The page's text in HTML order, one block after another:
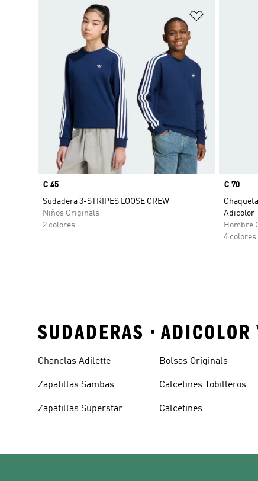
Añadir a la
Precio
€ 45
Sudadera 3-STRIPES LOOSE CREW
Niños Originals
2 colores
Precio
€ 70
Adicolor
Hombre
4 colores
SUDADERAS •
Chanclas Adilette
Zapatillas Sambas
Zapatillas Superstar
Bolsas Originals
Calcetines Tobilleros
Calcetines